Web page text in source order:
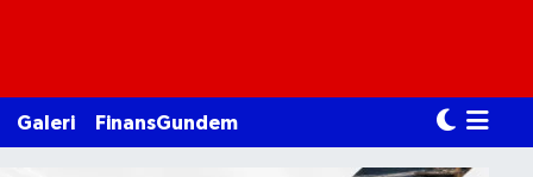
Galeri FinansGundem